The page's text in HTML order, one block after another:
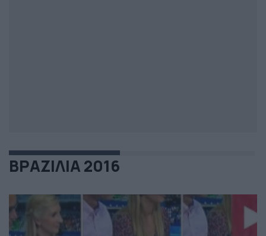
ΒΡΑΖΙΛΙΑ 2016